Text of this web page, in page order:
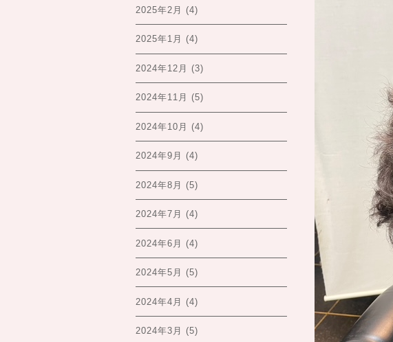
2025年2月 (4)
2025年1月 (4)
2024年12月 (3)
2024年11月 (5)
2024年10月 (4)
2024年9月 (4)
2024年8月 (5)
2024年7月 (4)
2024年6月 (4)
2024年5月 (5)
2024年4月 (4)
2024年3月 (5)